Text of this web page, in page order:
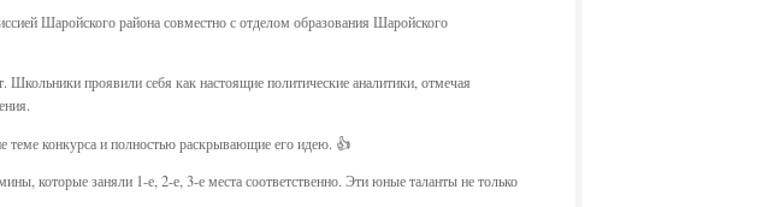
Шаройского района совместно с отделом образования Шаройского
проявили себя как настоящие политические аналитики, отмечая
конкурса и полностью раскрывающие его идею. 👍
которые заняли 1-е, 2-е, 3-е места соответственно. Эти юные таланты не только